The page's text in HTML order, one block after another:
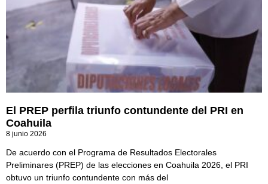
El PREP perfila triunfo contundente del PRI en
Coahuila
8 junio 2026
De acuerdo con el Programa de Resultados Electorales
Preliminares (PREP) de las elecciones en Coahuila 2026, el PRI
obtuvo un triunfo contundente con más del